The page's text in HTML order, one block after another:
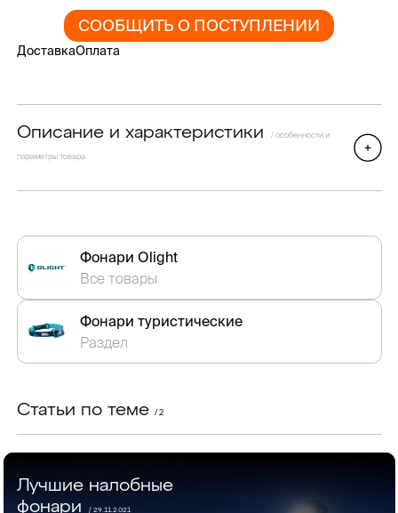
СООБЩИТЬ О ПОСТУПЛЕНИИ
ДоставкаОплата
Описание и характеристики / особенности и
параметры товара
Фонари Olight
Все товары
Фонари туристические
Раздел
Статьи по теме / 2
Лучшие налобные
фонари
/ 29.11.2021